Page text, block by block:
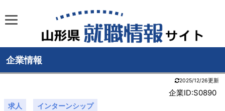
企業情報
2025/12/26更新
企業ID:S0890
求人 インターンシップ